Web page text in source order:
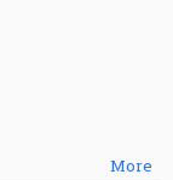
More